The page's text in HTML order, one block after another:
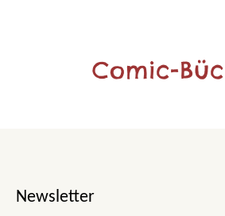
Comic-
Newsletter